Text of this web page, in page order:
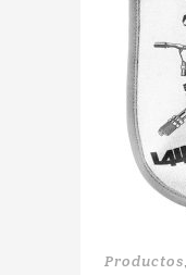
Productos,